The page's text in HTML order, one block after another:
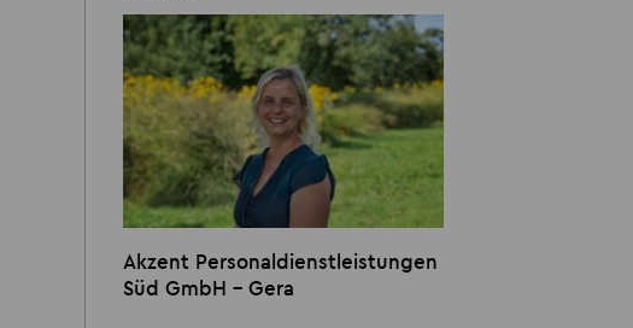
Akzent Personaldienstleistungen
Süd GmbH - Gera